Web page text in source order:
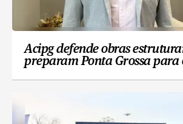
Acipg defende obras
preparam Ponta Grossa para